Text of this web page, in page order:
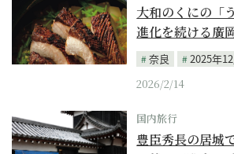
大和のくにの「
進化を続ける廣
奈良
2025年
2026/2/14
国内旅行
豊臣秀長の居城